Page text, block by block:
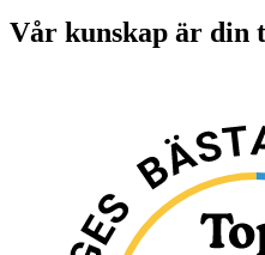
Vår kunskap är din